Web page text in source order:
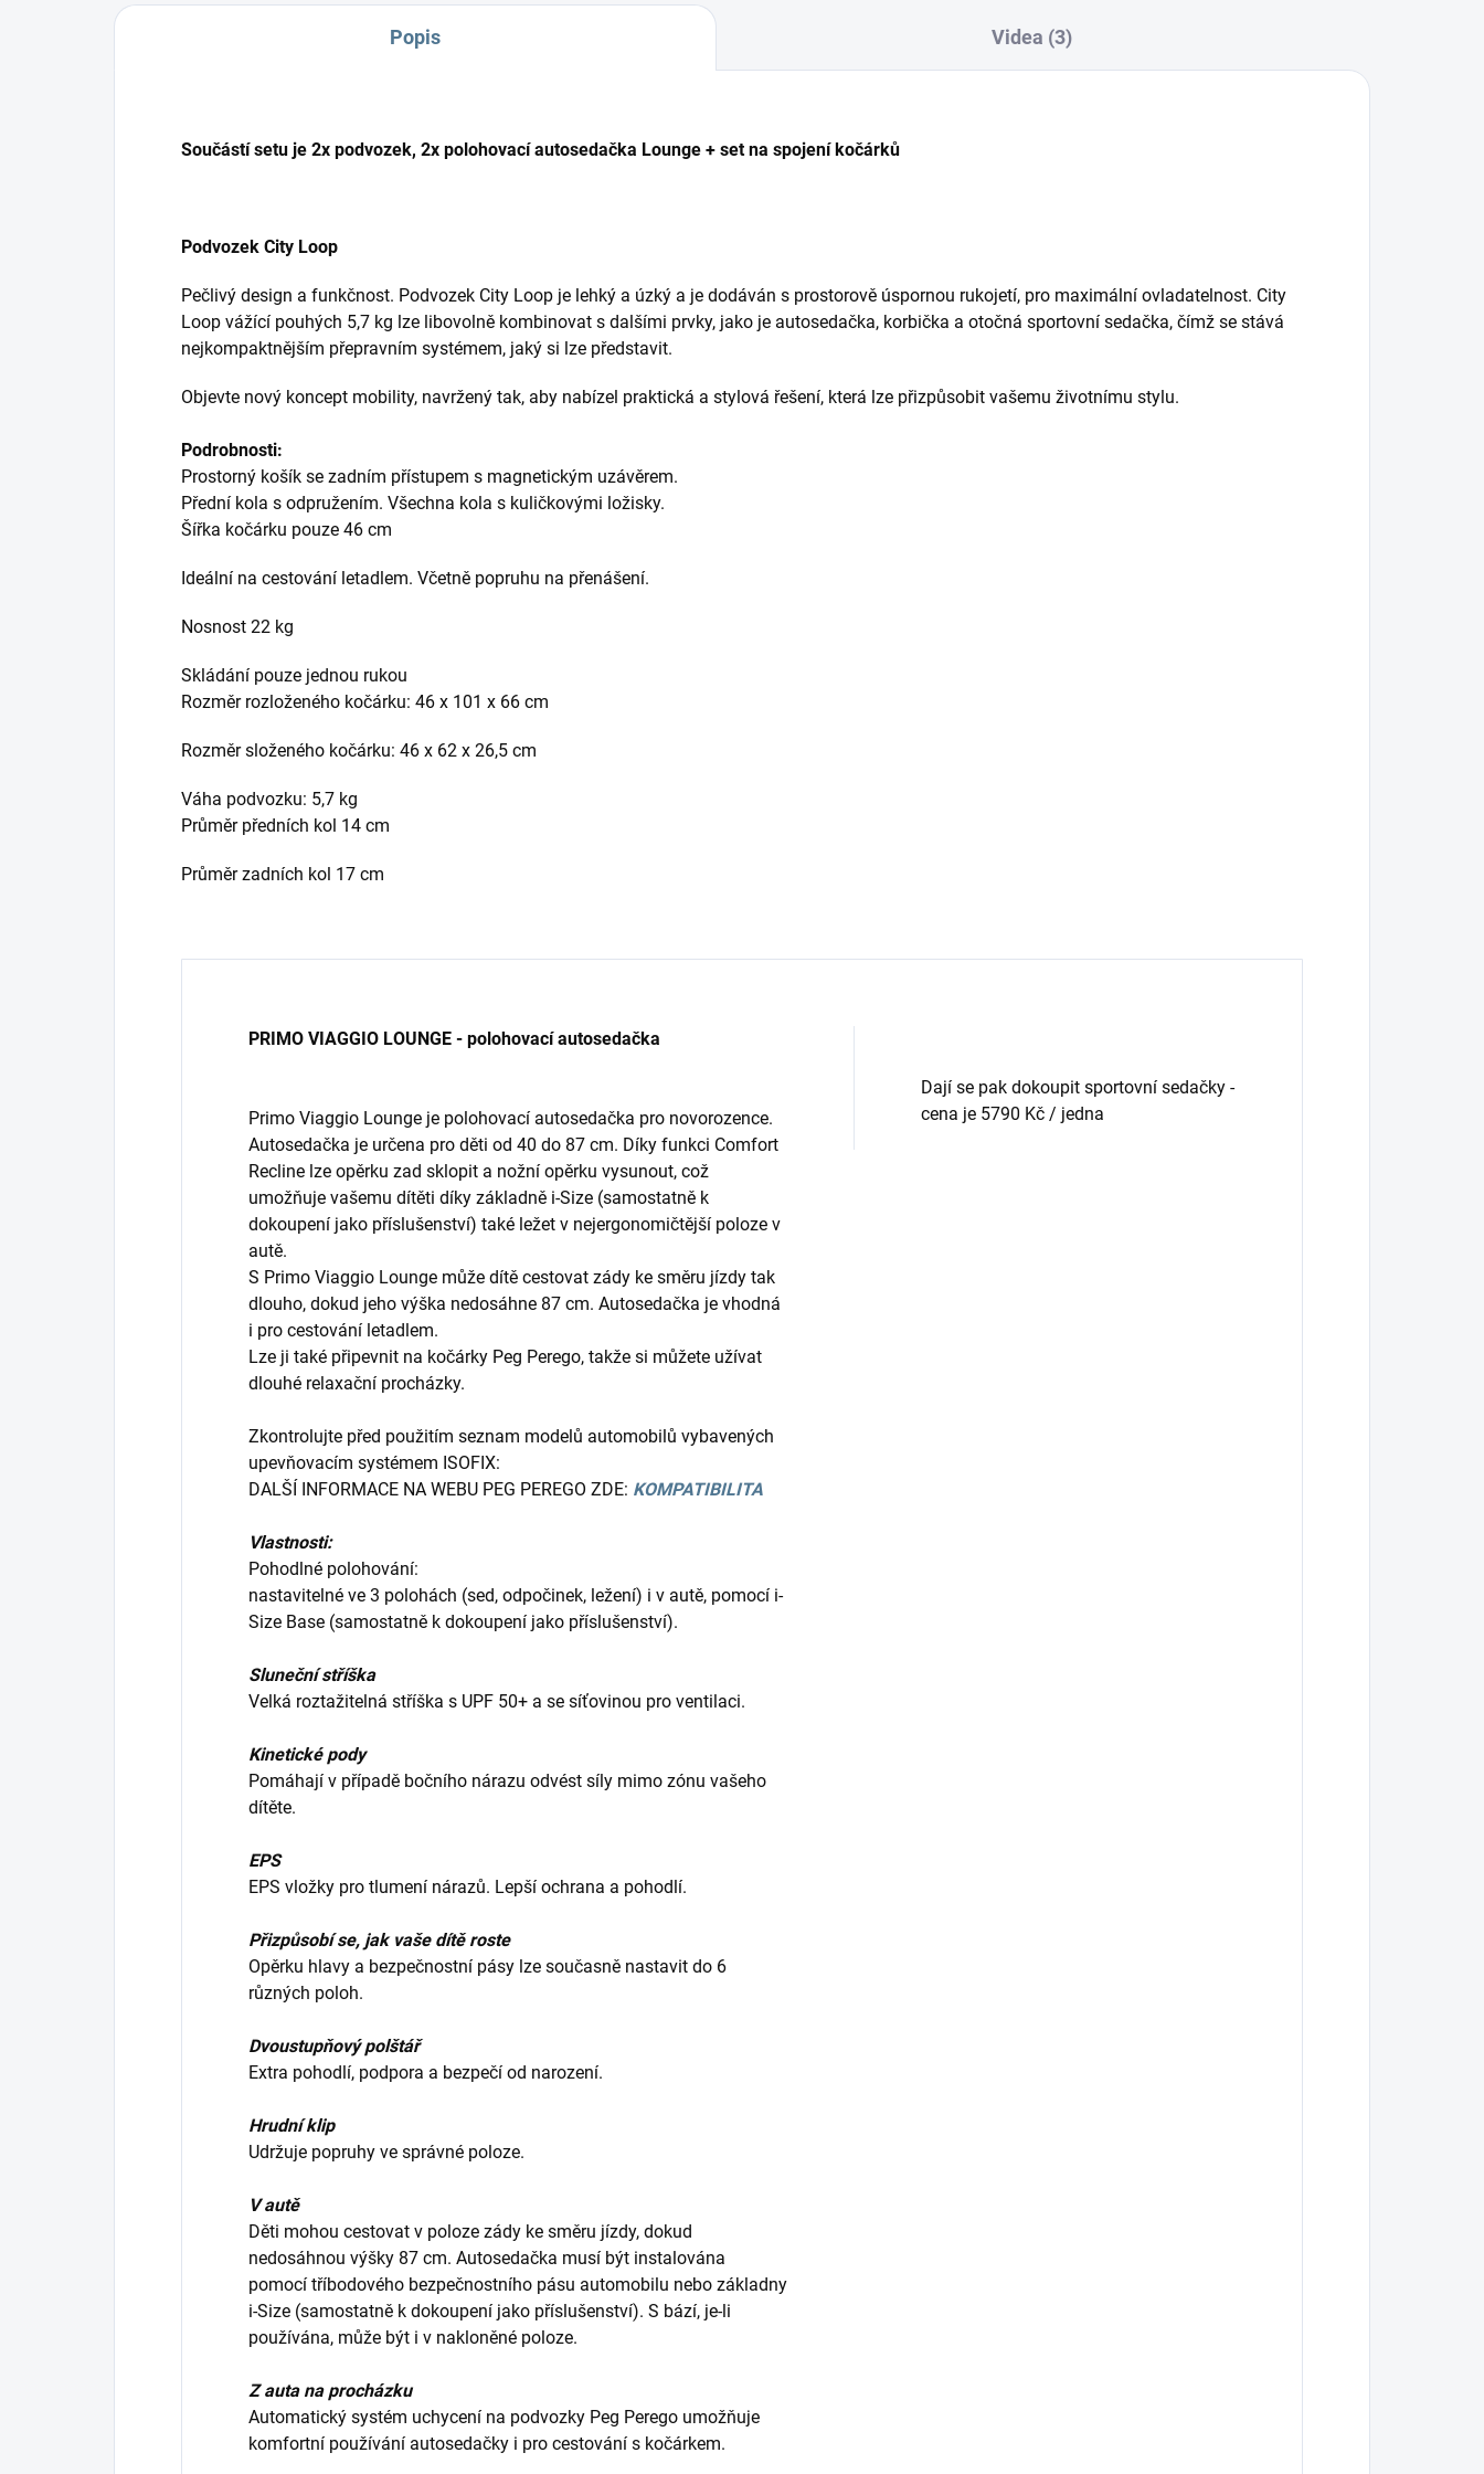
Popis Videa (3)
Součástí setu je 2x podvozek, 2x polohovací autosedačka Lounge + set na spojení kočárků
Podvozek City Loop
Pečlivý design a funkčnost. Podvozek City Loop je lehký a úzký a je dodáván s prostorově úspornou rukojetí, pro maximální ovladatelnost. City
Loop vážící pouhých 5,7 kg lze libovolně kombinovat s dalšími prvky, jako je autosedačka, korbička a otočná sportovní sedačka, čímž se stává
nejkompaktnějším přepravním systémem, jaký si lze představit.
Objevte nový koncept mobility, navržený tak, aby nabízel praktická a stylová řešení, která lze přizpůsobit vašemu životnímu stylu.
Podrobnosti:
Prostorný košík se zadním přístupem s magnetickým uzávěrem.
Přední kola s odpružením. Všechna kola s kuličkovými ložisky.
Šířka kočárku pouze 46 cm
Ideální na cestování letadlem. Včetně popruhu na přenášení.
Nosnost 22 kg
Skládání pouze jednou rukou
Rozměr rozloženého kočárku: 46 x 101 x 66 cm
Rozměr složeného kočárku: 46 x 62 x 26,5 cm
Váha podvozku: 5,7 kg
Průměr předních kol 14 cm
Průměr zadních kol 17 cm
PRIMO VIAGGIO LOUNGE - polohovací autosedačka
Primo Viaggio Lounge je polohovací autosedačka pro novorozence.
Autosedačka je určena pro děti od 40 do 87 cm. Díky funkci Comfort
Recline lze opěrku zad sklopit a nožní opěrku vysunout, což
umožňuje vašemu dítěti díky základně i-Size (samostatně k
dokoupení jako příslušenství) také ležet v nejergonomičtější poloze v
autě.
S Primo Viaggio Lounge může dítě cestovat zády ke směru jízdy tak
dlouho, dokud jeho výška nedosáhne 87 cm. Autosedačka je vhodná
i pro cestování letadlem.
Lze ji také připevnit na kočárky Peg Perego, takže si můžete užívat
dlouhé relaxační procházky.
Zkontrolujte před použitím seznam modelů automobilů vybavených
upevňovacím systémem ISOFIX:
DALŠÍ INFORMACE NA WEBU PEG PEREGO ZDE: KOMPATIBILITA
Vlastnosti:
Pohodlné polohování:
nastavitelné ve 3 polohách (sed, odpočinek, ležení) i v autě, pomocí i-
Size Base (samostatně k dokoupení jako příslušenství).
Sluneční stříška
Velká roztažitelná stříška s UPF 50+ a se síťovinou pro ventilaci.
Kinetické pody
Pomáhají v případě bočního nárazu odvést síly mimo zónu vašeho
dítěte.
EPS
EPS vložky pro tlumení nárazů. Lepší ochrana a pohodlí.
Přizpůsobí se, jak vaše dítě roste
Opěrku hlavy a bezpečnostní pásy lze současně nastavit do 6
různých poloh.
Dvoustupňový polštář
Extra pohodlí, podpora a bezpečí od narození.
Hrudní klip
Udržuje popruhy ve správné poloze.
V autě
Děti mohou cestovat v poloze zády ke směru jízdy, dokud
nedosáhnou výšky 87 cm. Autosedačka musí být instalována
pomocí tříbodového bezpečnostního pásu automobilu nebo základny
i-Size (samostatně k dokoupení jako příslušenství). S bází, je-li
používána, může být i v nakloněné poloze.
Z auta na procházku
Automatický systém uchycení na podvozky Peg Perego umožňuje
komfortní používání autosedačky i pro cestování s kočárkem.
Dají se pak dokoupit sportovní sedačky -
cena je 5790 Kč / jedna